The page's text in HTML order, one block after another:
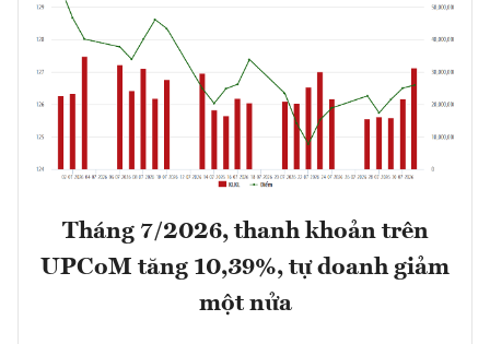
Tháng 7/2026, thanh khoản trên
UPCoM tăng 10,39%, tự doanh giảm
một nửa